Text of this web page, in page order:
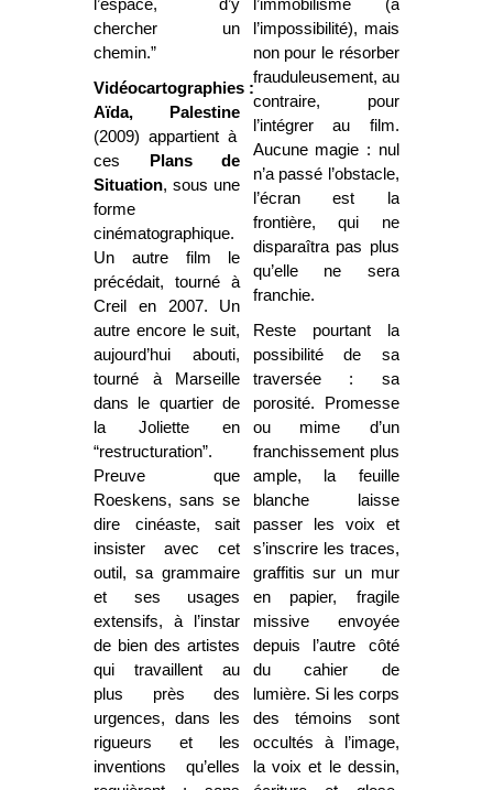
l’espace, d’y
chercher un
chemin.”
Vidéocartographies :
Aïda, Palestine
(2009) appartient à
ces
Plans de
Situation, sous une
forme
cinématographique.
Un autre film le
précédait, tourné à
Creil en 2007. Un
autre encore le suit,
aujourd’hui abouti,
tourné à Marseille
dans le quartier de
la Joliette en
“restructuration”.
Preuve que
Roeskens, sans se
dire cinéaste, sait
insister avec cet
outil, sa grammaire
et ses usages
extensifs, à l’instar
de bien des artistes
qui travaillent au
plus près des
urgences, dans les
rigueurs et les
inventions qu’elles
l’immobilisme (à
l’impossibilité), mais
non pour le résorber
frauduleusement, au
contraire, pour
l’intégrer au film.
Aucune magie : nul
n’a passé l’obstacle,
l’écran est la
frontière, qui ne
disparaîtra pas plus
qu’elle ne sera
franchie.
Reste pourtant la
possibilité de sa
traversée : sa
porosité. Promesse
ou mime d’un
franchissement plus
ample, la feuille
blanche laisse
passer les voix et
s’inscrire les traces,
graffitis sur un mur
en papier, fragile
missive envoyée
depuis l’autre côté
du cahier de
lumière. Si les corps
des témoins sont
occultés à l’image,
la voix et le dessin,